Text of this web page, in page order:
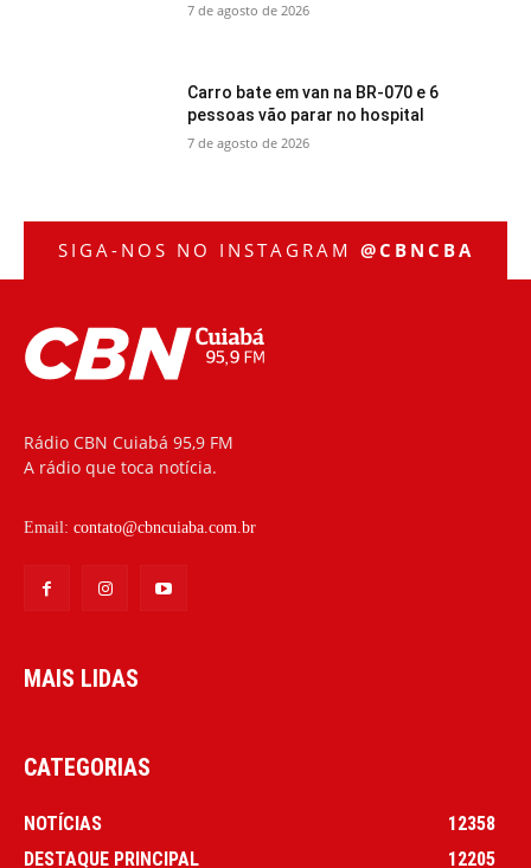
7 de agosto de 2026
Carro bate em van na BR-070 e 6
pessoas vão parar no hospital
7 de agosto de 2026
SIGA-NOS NO INSTAGRAM @CBNCBA
Rádio CBN Cuiabá 95,9 FM
A rádio que toca notícia.
Email: contato@cbncuiaba.com.br
MAIS LIDAS
CATEGORIAS
NOTÍCIAS
12358
DESTAQUE PRINCIPAL
12205